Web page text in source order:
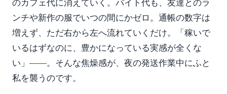
のカフェ代に消えていく。バイト代も、友達とのラ
ンチや新作の服でいつの間にかゼロ。通帳の数字は
増えず、ただ右から左へ流れていくだけ。「稼いで
いるはずなのに、豊かになっている実感が全くな
い」——。そんな焦燥感が、夜の発送作業中にふと
私を襲うのです。